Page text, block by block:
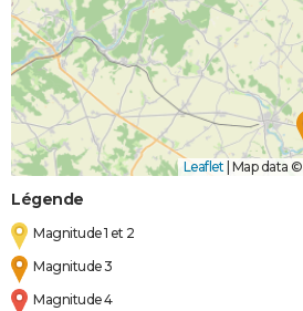
Leaflet | Map data ©
Légende
Magnitude 1 et 2
Magnitude 3
Magnitude 4